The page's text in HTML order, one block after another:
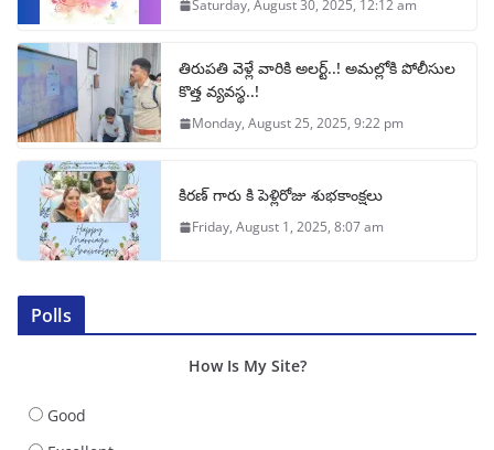
Saturday, August 30, 2025, 12:12 am
తిరుపతి వెళ్లే వారికి అలర్ట్..! అమల్లోకి పోలీసుల
కొత్త వ్యవస్థ..!
Monday, August 25, 2025, 9:22 pm
కిరణ్ గారు కి పెళ్లిరోజు శుభకాంక్షలు
Friday, August 1, 2025, 8:07 am
Polls
How Is My Site?
Good